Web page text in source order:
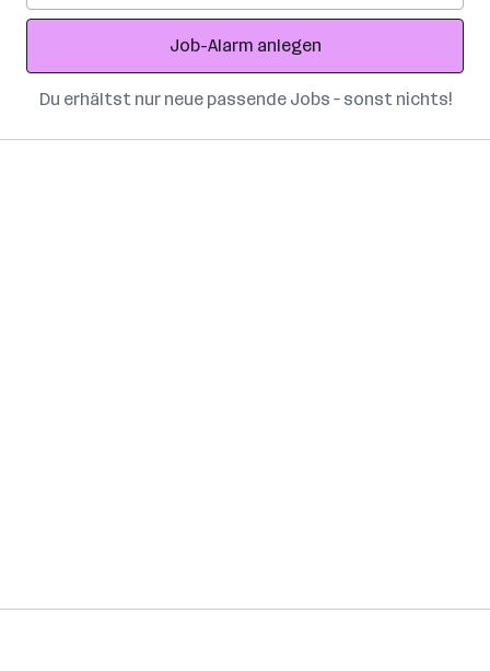
Adresse
Job-Alarm anlegen
Du erhältst nur neue passende Jobs – sonst nichts!